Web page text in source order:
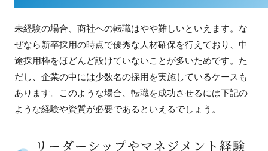
未経験の場合、商社への転職はやや難しいといえます。な
ぜなら新卒採用の時点で優秀な人材確保を行えており、中
途採用枠をほどんど設けていないことが多いためです。た
だし、企業の中には少数名の採用を実施しているケースも
あります。このような場合、転職を成功させるには下記の
ような経験や資質が必要であるといえるでしょう。
リーダーシップやマネジメント経験